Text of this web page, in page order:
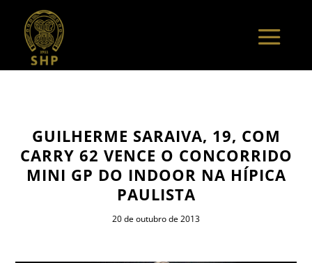
GUILHERME SARAIVA, 19, COM
CARRY 62 VENCE O CONCORRIDO
MINI GP DO INDOOR NA HÍPICA
PAULISTA
20 de outubro de 2013